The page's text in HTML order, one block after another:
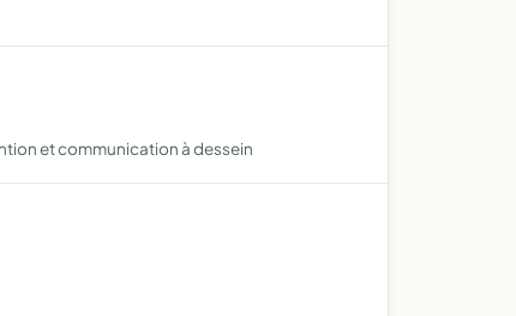
et communication à dessein